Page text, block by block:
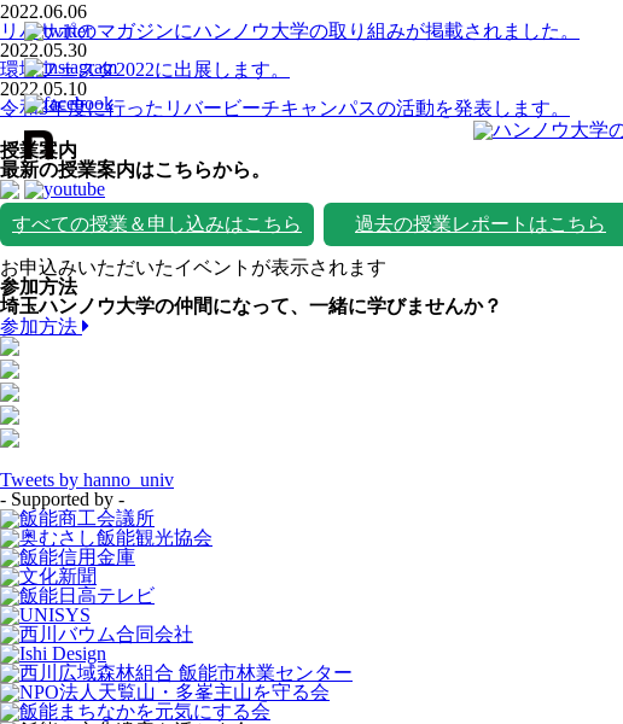
2022.06.06
リバサポのマガジンにハンノウ大学の取り組みが掲載されました。
2022.05.30
環境フェスタ2022に出展します。
2022.05.10
令和3年度に行ったリバービーチキャンパスの活動を発表します。
授業案内
最新の授業案内はこちらから。
すべての授業＆申し込みはこちら 過去の授業レポートはこちら
お申込みいただいたイベントが表示されます
参加方法
埼玉ハンノウ大学の仲間になって、一緒に学びませんか？
参加方法
Tweets by hanno_univ
- Supported by -